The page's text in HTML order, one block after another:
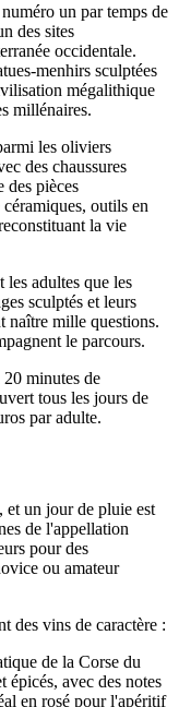
un par temps de
des sites
occidentale.
menhirs sculptées
mégalithique
millénaires.
les oliviers
des chaussures
des pièces
outils en
la vie
adultes que les
sculptés et leurs
naître mille questions.
le parcours.
minutes de
tous les jours de
par adulte.
un jour de pluie est
de l'appellation
pour des
ou amateur
des vins de caractère :
de la Corse du
épicés, avec des notes
en rosé pour l'apéritif